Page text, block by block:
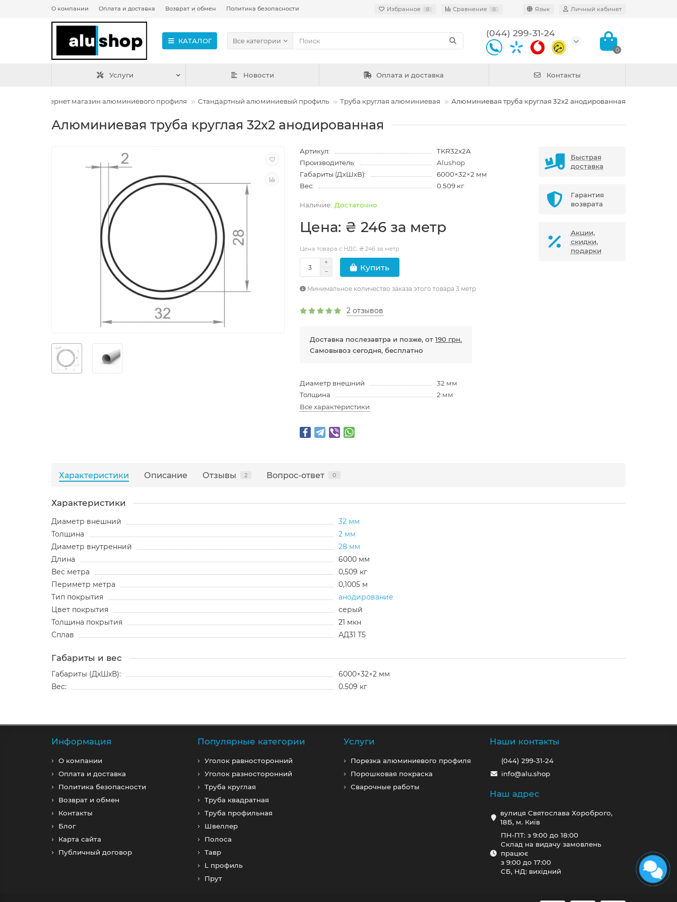
О компании Оплата и доставка Возврат и обмен Политика безопасности Избранное 0 Сравнение 0 Язык Личный кабинет
КАТАЛОГ Все категории
(044) 299-31-24
0
Услуги Новости Оплата и доставка Контакты
Интернет магазин алюминиевого профиля Стандартный алюминиевый профиль Труба круглая алюминиевая Алюминиевая труба круглая 32x2 анодированная
Алюминиевая труба круглая 32x2 анодированная
Артикул:
TKR32x2A
Производитель:
Alushop
Габариты (ДхШхВ):
6000×32×2 мм
Вес:
0.509 кг
Достаточно
Цена: ₴ 246 за метр
Цена товара с НДС: ₴ 246 за метр
Купить
Минимальное количество заказа этого товара 3 метр
2 отзывов
Доставка послезавтра и позже, от190 грн.
Самовывоз сегодня, бесплатно
Диаметр внешний
32 мм
Толщина
2 мм
Все характеристики
Быстрая
доставка
Гарантия
возврата
Акции,
скидки,
подарки
Характеристики Описание Отзывы 2 Вопрос-ответ 0
Характеристики
Диаметр внешний
32 мм
Толщина
2 мм
Диаметр внутренний
28 мм
Длина
6000 мм
Вес метра
0,509 кг
Периметр метра
0,1005 м
Тип покрытия
анодирование
Цвет покрытия
серый
Толщина покрытия
21 мкн
Сплав
АД31 Т5
Габариты и вес
Габариты (ДхШхВ):
6000×32×2 мм
Вес:
0.509 кг
Информация
О компании
Оплата и доставка
Политика безопасности
Возврат и обмен
Контакты
Блог
Карта сайта
Публичный договор
Популярные категории
Уголок равносторонний
Уголок разносторонний
Труба круглая
Труба квадратная
Труба профильная
Швеллер
Полоса
Тавр
L профиль
Прут
Услуги
Порезка алюминиевого профиля
Порошковая покраска
Сварочные работы
Наши контакты
(044) 299-31-24
info@alu.shop
Наш адрес
вулиця Святослава Хороброго,
18Б, м. Київ
ПН-ПТ: з 9:00 до 18:00
Склад на видачу замовлень
працює
з 9:00 до 17:00
СБ, НД: вихідний